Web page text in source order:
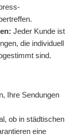
Jeder Kunde ist
die individuell
sind.
Ihre Sendungen
ob in städtischen
eine